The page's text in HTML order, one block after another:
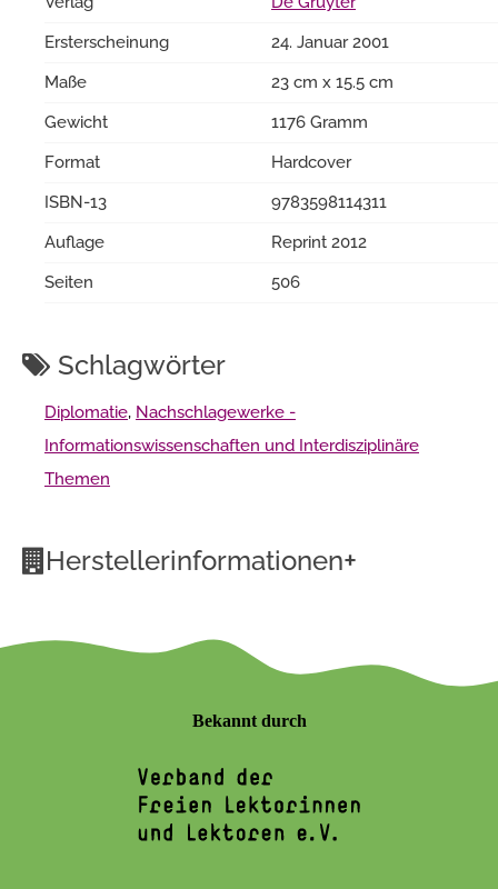
Ersterscheinung
24. Januar 2001
Maße
23 cm x 15.5 cm
Gewicht
1176 Gramm
Format
Hardcover
ISBN-13
9783598114311
Auflage
Reprint 2012
Seiten
506
Schlagwörter
Diplomatie, Nachschlagewerke -
Informationswissenschaften und Interdisziplinäre
Themen
Herstellerinformationen+
Bekannt durch